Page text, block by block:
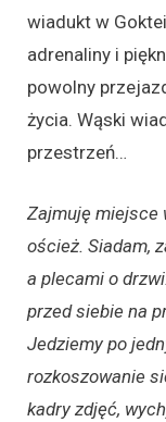
wiadukt w
adrenaliny i
powolny
życia. Wąski
przestrzeń…
Zajmuję miejsce
oścież. Siadam,
a plecami o
przed siebie na
Jedziemy po
rozkoszowanie
kadry zdjęć,